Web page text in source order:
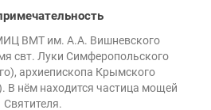
ВМТ им. А.А. Вишневского
свт. Луки Симферопольского
архиепископа Крымского
В нём находится частица мощей
Святителя.